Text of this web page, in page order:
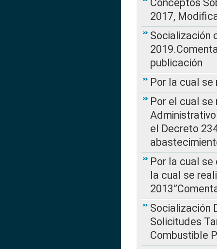
Conceptos
2017,
Socialización
publicación
Por la cual se
Por el cual
el Decreto
Por la cual se
la cual se
Socialización
Solicitudes
Combustible